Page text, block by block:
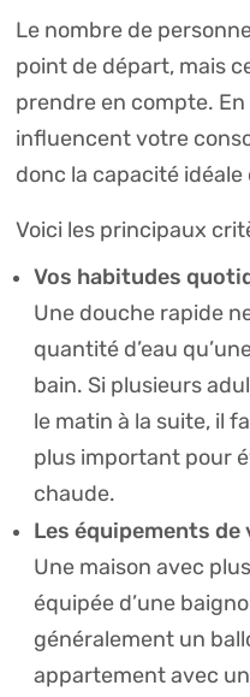
Le nombre de
point de départ, mais
prendre en compte.
influencent votre
donc la capacité
Voici les principaux
Vos habitudes
Une douche rapide
quantité d’eau
bain. Si plusieurs
le matin à la suite, il
plus important pour
chaude.
Les équipements
Une maison avec
équipée d’une
généralement un
appartement avec